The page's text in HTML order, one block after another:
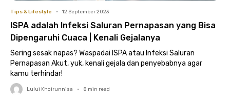
Tips & Lifestyle • 12 September 2023
ISPA adalah Infeksi Saluran Pernapasan yang Bisa
Dipengaruhi Cuaca | Kenali Gejalanya
Sering sesak napas? Waspadai ISPA atau Infeksi Saluran
Pernapasan Akut, yuk, kenali gejala dan penyebabnya agar
kamu terhindar!
Lului Khoirunnisa • 8 min read